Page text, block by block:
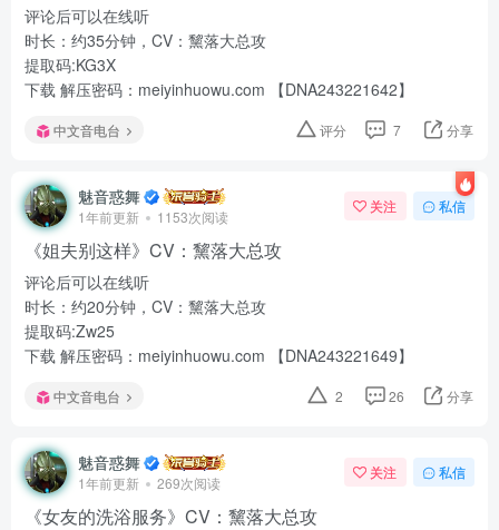
评论后可以在线听
时长：约35分钟，CV：黧落大总攻
提取码:KG3X
下载 解压密码：meiyinhuowu.com 【DNA243221642】
中文音电台 评分 7 分享
魅音惑舞
1年前更新 1153次阅读
关注 私信
《姐夫别这样》CV：黧落大总攻
评论后可以在线听
时长：约20分钟，CV：黧落大总攻
提取码:Zw25
下载 解压密码：meiyinhuowu.com 【DNA243221649】
中文音电台 2 26 分享
魅音惑舞
1年前更新 269次阅读
关注 私信
《女友的洗浴服务》CV：黧落大总攻